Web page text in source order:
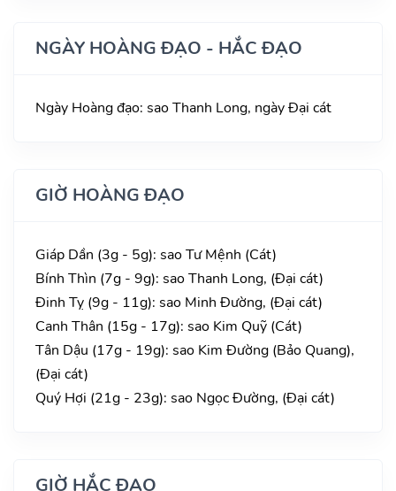
NGÀY HOÀNG ĐẠO - HẮC ĐẠO
Ngày Hoàng đạo: sao Thanh Long, ngày Đại cát
GIỜ HOÀNG ĐẠO
Giáp Dần (3g - 5g): sao Tư Mệnh (Cát)
Bính Thìn (7g - 9g): sao Thanh Long, (Đại cát)
Đinh Tỵ (9g - 11g): sao Minh Đường, (Đại cát)
Canh Thân (15g - 17g): sao Kim Quỹ (Cát)
Tân Dậu (17g - 19g): sao Kim Đường (Bảo Quang),
(Đại cát)
Quý Hợi (21g - 23g): sao Ngọc Đường, (Đại cát)
GIỜ HẮC ĐẠO